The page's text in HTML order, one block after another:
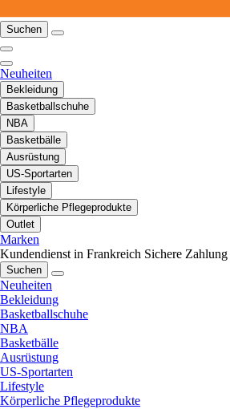
Suchen
Neuheiten
Bekleidung
Basketballschuhe
NBA
Basketbälle
Ausrüstung
US-Sportarten
Lifestyle
Körperliche Pflegeprodukte
Outlet
Marken
Kundendienst in Frankreich Sichere Zahlung
Suchen
Neuheiten
Bekleidung
Basketballschuhe
NBA
Basketbälle
Ausrüstung
US-Sportarten
Lifestyle
Körperliche Pflegeprodukte